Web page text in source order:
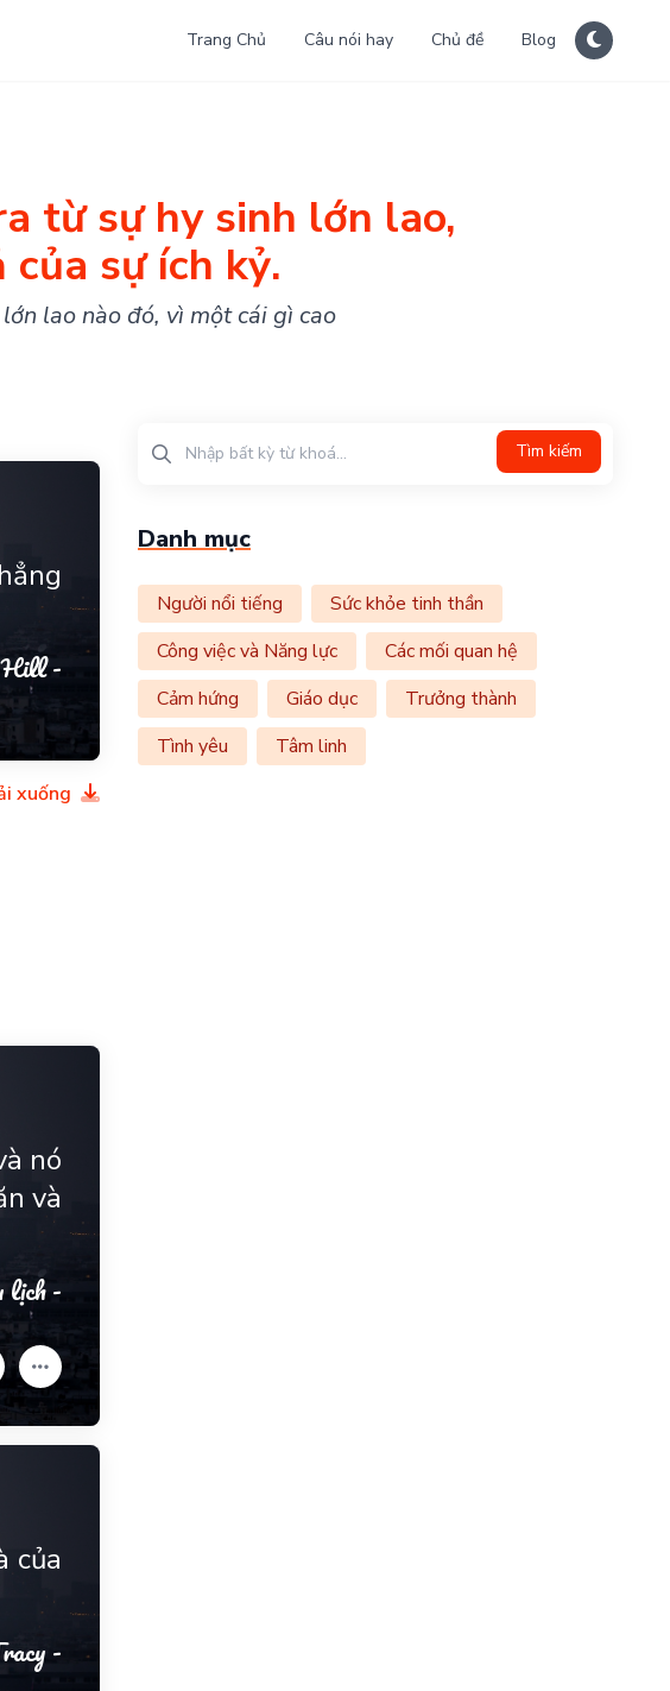
Trang Chủ Câu nói hay Chủ đề Blog
từ sự hy sinh lớn lao,
sự ích kỷ.
lao nào đó, vì một cái gì cao
Hill -
xuống
nó
và
lịch -
của
-
Tìm kiếm
Danh mục
Người nổi tiếng
Sức khỏe tinh thần
Công việc và Năng lực
Các mối quan hệ
Cảm hứng
Giáo dục
Trưởng thành
Tình yêu
Tâm linh